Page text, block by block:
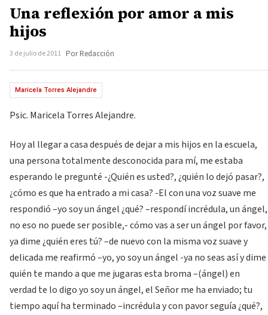
Una reflexión por amor a mis
hijos
3 de julio de 2011 Por Redacción
Maricela Torres Alejandre
Psic. Maricela Torres Alejandre.
Hoy al llegar a casa después de dejar a mis hijos en la escuela,
una persona totalmente desconocida para mí, me estaba
esperando le pregunté -¿Quién es usted?, ¿quién lo dejó pasar?,
¿cómo es que ha entrado a mi casa? -El con una voz suave me
respondió –yo soy un ángel ¿qué? –respondí incrédula, un ángel,
no eso no puede ser posible,- cómo vas a ser un ángel por favor,
ya dime ¿quién eres tú? –de nuevo con la misma voz suave y
delicada me reafirmó –yo, yo soy un ángel -ya no seas así y dime
quién te mando a que me jugaras esta broma –(ángel) en
verdad te lo digo yo soy un ángel, el Señor me ha enviado; tu
tiempo aquí ha terminado –incrédula y con pavor seguía ¿qué?,